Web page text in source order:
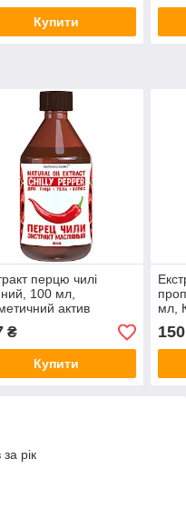
Купити
перцю чилі
100 мл,
актив
₴
Купити
мл,
150
рік